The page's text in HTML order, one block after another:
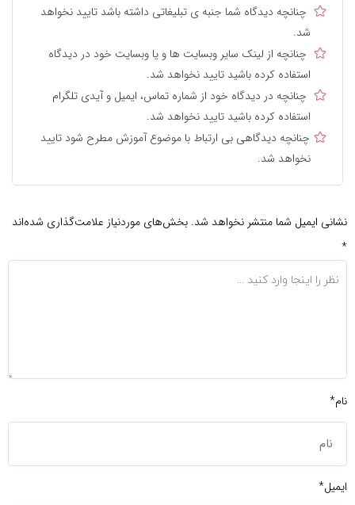
چنانچه دیدگاه شما جنبه ی تبلیغاتی داشته باشد تایید نخواهد
شد.
چنانچه از لینک سایر وبسایت ها و یا وبسایت خود در دیدگاه
استفاده کرده باشید تایید نخواهد شد.
چنانچه در دیدگاه خود از شماره تماس، ایمیل و آیدی تلگرام
استفاده کرده باشید تایید نخواهد شد.
چنانچه دیدگاهی بی ارتباط با موضوع آموزش مطرح شود تایید
نخواهد شد.
نشانی ایمیل شما منتشر نخواهد شد. بخش‌های موردنیاز علامت‌گذاری شده‌اند
*
نام*
ایمیل*